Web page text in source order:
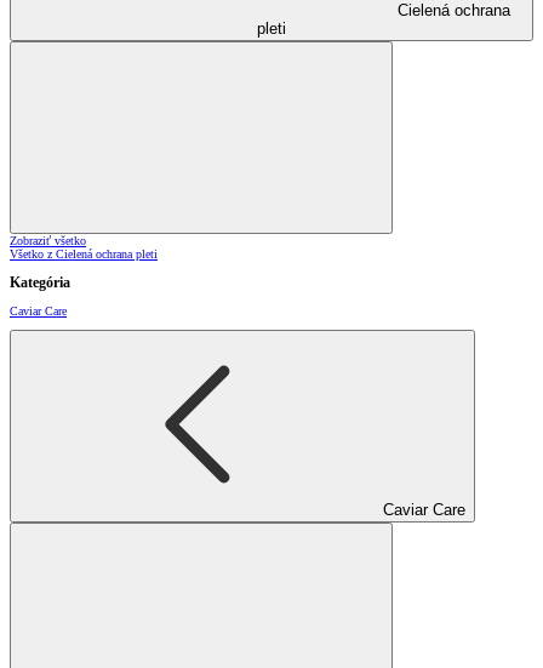
Cielená ochrana
pleti
Zobraziť všetko
Všetko z Cielená ochrana pleti
Kategória
Caviar Care
Caviar Care